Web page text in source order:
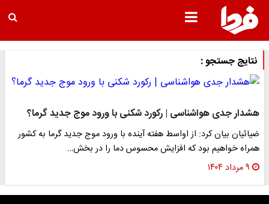
نتایج جستجو :
هشدار جدی هواشناسی | رکورد شکنی با ورود موج جدید گرما؟
ضیائیان بیان کرد: از اواسط هفته آینده با ورود موج جدید گرما به کشور
همراه خواهیم بود که افزایش محسوس دما را در بخش…
۹ مرداد ۱۴۰۴